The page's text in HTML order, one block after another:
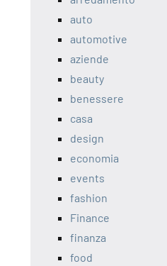
auto
automotive
aziende
beauty
benessere
casa
design
economia
events
fashion
Finance
finanza
food